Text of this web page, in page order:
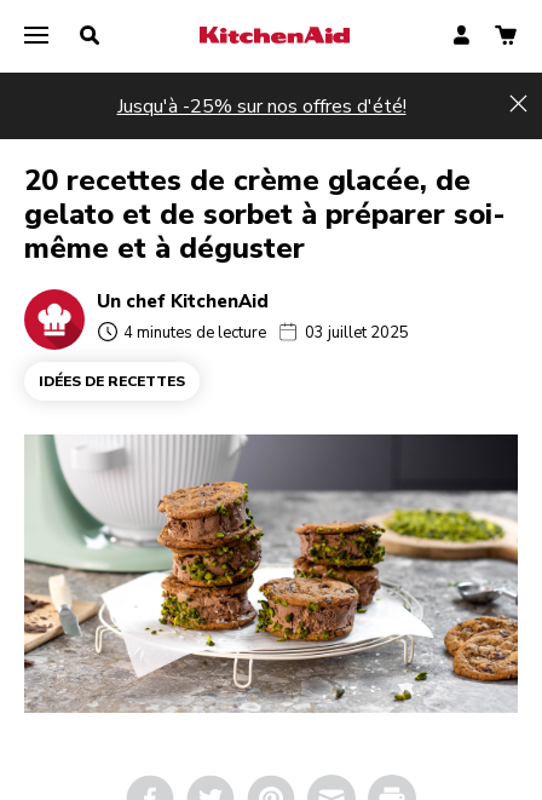
Jusqu'à -25% sur nos offres d'été!
20 recettes de crème glacée, de
gelato et de sorbet à préparer soi-
même et à déguster
Un chef KitchenAid
4 minutes de lecture 03 juillet 2025
IDÉES DE RECETTES
Email Print